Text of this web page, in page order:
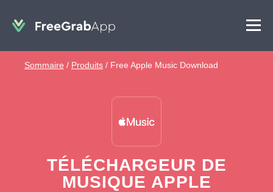
Sommaire / Produits / Free Apple Music Download
TÉLÉCHARGEUR DE
MUSIQUE APPLE